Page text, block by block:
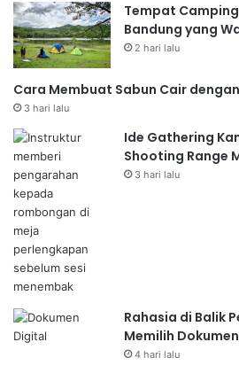
Tempat
Bandung yang
2 hari lalu
Cara Membuat Sabun Cair
3 hari lalu
Ide Gathering
Shooting Range
3 hari lalu
Rahasia di Balik
Memilih
4 hari lalu